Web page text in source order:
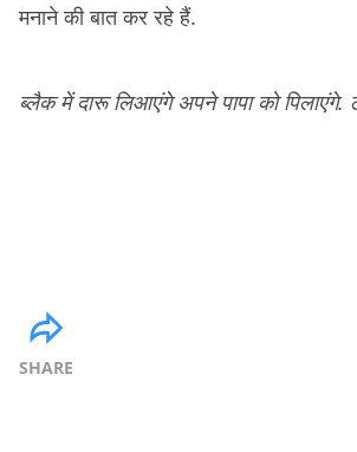
मनाने की बात कर रहे हैं.
ब्लैक में दारू लिआएंगे अपने पापा को पिलाएंगे.
SHARE